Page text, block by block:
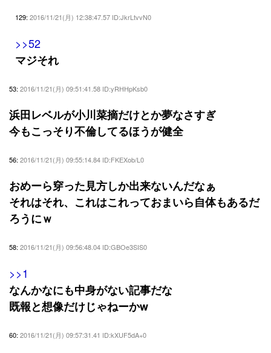
129: 2016/11/21(月) 12:38:47.57 ID:JkrLtvvN0
>>52
マジそれ
53: 2016/11/21(月) 09:51:41.58 ID:yRHHpKsb0
浜田レベルが小川菜摘だけとか夢なさすぎ
今もこっそり不倫してるほうが健全
56: 2016/11/21(月) 09:55:14.84 ID:FKEXob/L0
おめーら穿った見方しか出来ないんだなぁ
それはそれ、これはこれっておまいら自体もあるだ
ろうにｗ
58: 2016/11/21(月) 09:56:48.04 ID:GBOe3SIS0
>>1
なんかなにも中身がない記事だな
既報と想像だけじゃねーかw
60: 2016/11/21(月) 09:57:31.41 ID:kXUF5dA+0